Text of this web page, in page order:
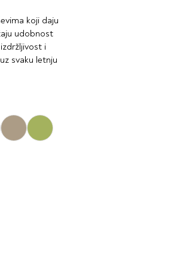
koji daju
udobnost
i
svaku letnju